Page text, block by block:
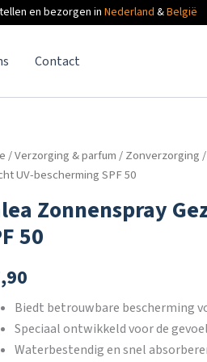
en bezorgen inNederland &België
Contact
/Verzorging & parfum/Zonverzorging/
UV-bescherming SPF 50
Zonnenspray
50
Biedt betrouwbare bescherming
Speciaal ontwikkeld voor de
Waterbestendig en snel